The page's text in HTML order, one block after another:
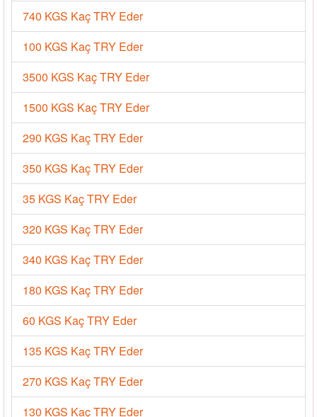
740 KGS Kaç TRY Eder
100 KGS Kaç TRY Eder
3500 KGS Kaç TRY Eder
1500 KGS Kaç TRY Eder
290 KGS Kaç TRY Eder
350 KGS Kaç TRY Eder
35 KGS Kaç TRY Eder
320 KGS Kaç TRY Eder
340 KGS Kaç TRY Eder
180 KGS Kaç TRY Eder
60 KGS Kaç TRY Eder
135 KGS Kaç TRY Eder
270 KGS Kaç TRY Eder
130 KGS Kaç TRY Eder